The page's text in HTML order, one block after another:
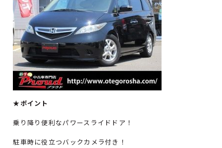
★ポイント
乗り降り便利なパワースライドドア！
駐車時に役立つバックカメラ付き！